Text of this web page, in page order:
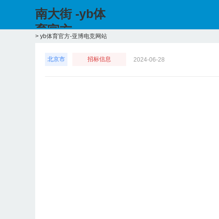
南大街 -yb体
育官方
> yb体育官方-亚博电竞网站
北京市 招标信息 2024-06-28